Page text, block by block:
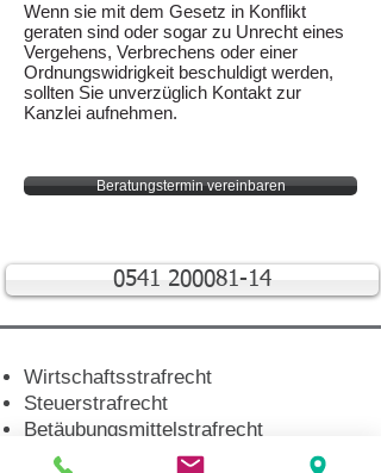
Wenn sie mit dem Gesetz in Konflikt
geraten sind oder sogar zu Unrecht eines
Vergehens, Verbrechens oder einer
Ordnungswidrigkeit beschuldigt werden,
sollten Sie unverzüglich Kontakt zur
Kanzlei aufnehmen.
Beratungstermin vereinbaren
0541 200081-14
Wirtschaftsstrafrecht
Steuerstrafrecht
Betäubungsmittelstrafrecht
Sexualstrafrecht